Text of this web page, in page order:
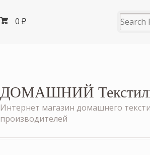
0 ₽
ДОМАШНИЙ
Интернет магазин домашнего
производителей